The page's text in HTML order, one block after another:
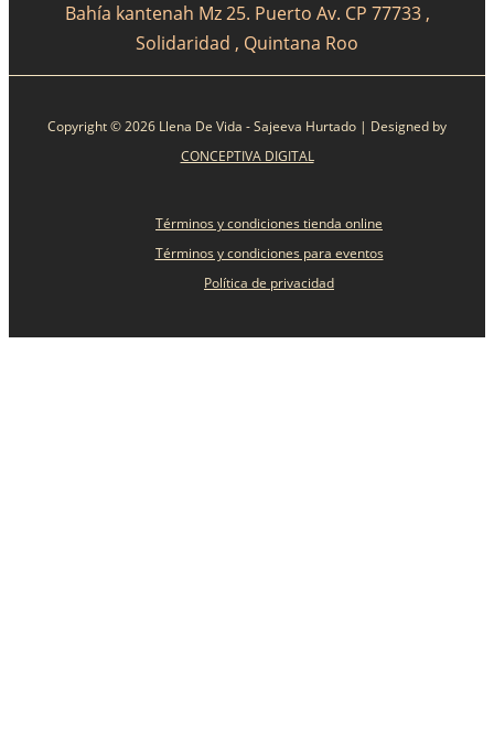
Bahía kantenah Mz 25. Puerto Av. CP 77733 ,
Solidaridad , Quintana Roo
Copyright © 2026 Llena De Vida - Sajeeva Hurtado | Designed by
CONCEPTIVA DIGITAL
Términos y condiciones tienda online
Términos y condiciones para eventos
Política de privacidad